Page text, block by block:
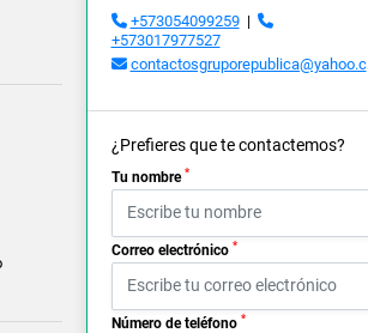
+573054099259|
+573017977527
contactosgruporepublica@yahoo.com
¿Prefieres que te contactemos?
Tu nombre *
Correo electrónico *
Número de teléfono *